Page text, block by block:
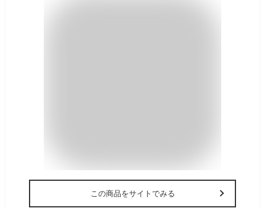
この商品をサイトでみる